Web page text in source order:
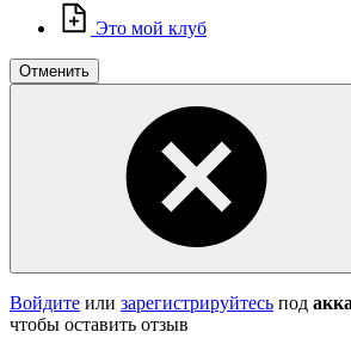
Это мой клуб
Отменить
Войдите или зарегистрируйтесь под
чтобы оставить отзыв